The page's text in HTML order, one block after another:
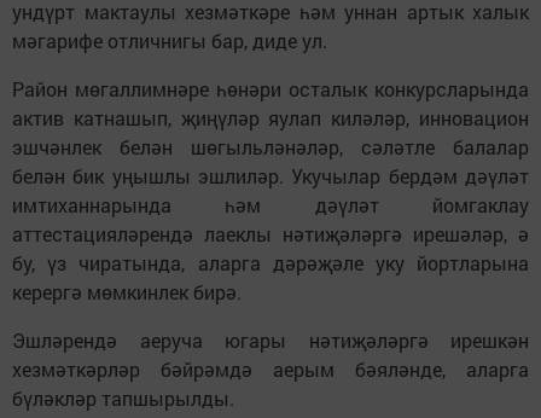
ундүрт мактаулы хезмәткәре һәм уннан артык халык
мәгарифе отличнигы бар, диде ул.
Район мөгаллимнәре һөнәри осталык конкурсларында
актив катнашып, җиңүләр яулап киләләр, инновацион
эшчәнлек белән шөгыльләнәләр, сәләтле балалар
белән бик уңышлы эшлиләр. Укучылар бердәм дәүләт
имтиханнарында һәм дәүләт йомгаклау
аттестацияләрендә лаеклы нәтиҗәләргә ирешәләр, ә
бу, үз чиратында, аларга дәрәҗәле уку йортларына
керергә мөмкинлек бирә.
Эшләрендә аеруча югары нәтиҗәләргә ирешкән
хезмәткәрләр бәйрәмдә аерым бәяләнде, аларга
бүләкләр тапшырылды.